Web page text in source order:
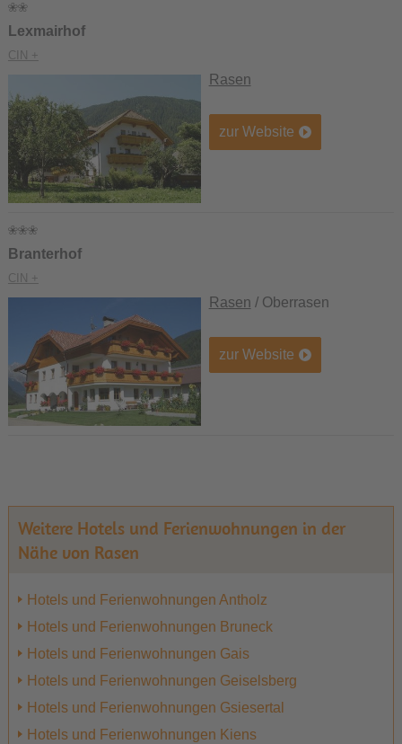
Lexmairhof
CIN +
Rasen
zur Website
Branterhof
CIN +
Rasen / Oberrasen
zur Website
Weitere Hotels und Ferienwohnungen in der
Nähe von Rasen
Hotels und Ferienwohnungen Antholz
Hotels und Ferienwohnungen Bruneck
Hotels und Ferienwohnungen Gais
Hotels und Ferienwohnungen Geiselsberg
Hotels und Ferienwohnungen Gsiesertal
Hotels und Ferienwohnungen Kiens